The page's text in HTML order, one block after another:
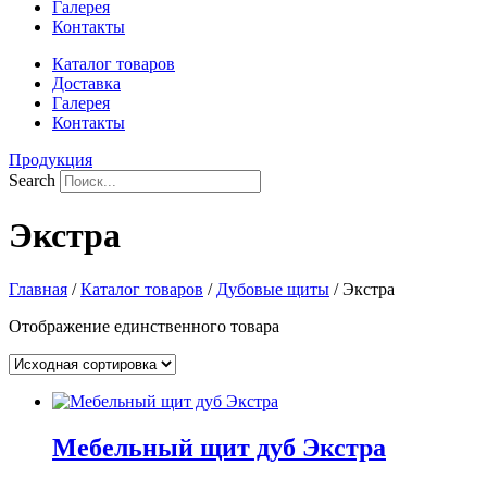
Галерея
Контакты
Каталог товаров
Доставка
Галерея
Контакты
Продукция
Search
Экстра
Главная /Каталог товаров / Дубовые щиты / Экстра
Отображение единственного товара
Мебельный щит дуб Экстра